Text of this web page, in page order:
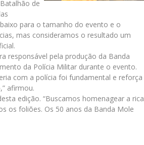
de
para o tamanho do evento e o
mas consideramos o resultado um
responsável pela produção da Banda
da Polícia Militar durante o evento.
com a polícia foi fundamental e reforça
afirmou.
edição. “Buscamos homenagear a rica
os foliões. Os 50 anos da Banda Mole